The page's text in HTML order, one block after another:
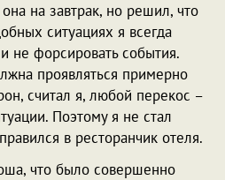
на завтрак, но решил, что
ситуациях я всегда
не форсировать события.
проявляться примерно
считал я, любой перекос –
Поэтому я не стал
в ресторанчик отеля.
что было совершенно